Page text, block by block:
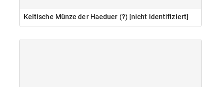
Keltische Münze der Haeduer (?) [nicht identifiziert]